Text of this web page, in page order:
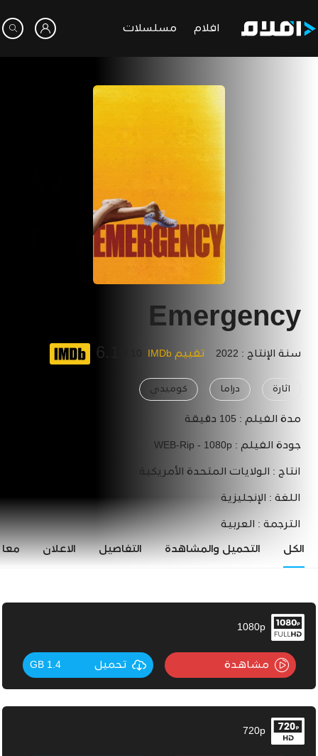
افلام مسلسلات
Emergency
سنة الإنتاج : 2022 تقييم IMDb 6.1
اثارة دراما كوميدي
مدة الفيلم : 105 دقيقة
جودة الفيلم : WEB-Rip - 1080p
انتاج : الولايات المتحدة الأمريكية
اللغة : الإنجليزية
الترجمة : العربية
الكل التحميل والمشاهدة التفاصيل الاعلان
1080p
مشاهدة تحميل 1.4 GB
720p